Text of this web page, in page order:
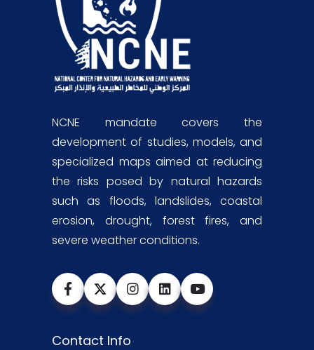
NCNE mandate covers the
development of studies, models, and
specialized maps aimed at reducing
the risks posed by natural hazards
such as floods, landslides, coastal
erosion, drought, forest fires, and
severe weather conditions.
Contact Info